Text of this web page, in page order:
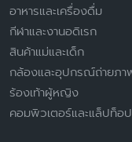
อาหารและเครื่องดื่ม
กีฬาและงานอดิเรก
สินค้าแม่และเด็ก
กล้องและอุปกรณ์ถ่ายภา
ร้องเท้าผู้หญิง
คอมพิวเตอร์และแล็ปท็อป